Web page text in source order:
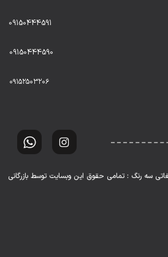
09150444591
09150444590
۰۹۱۵۲۵۰۳۲۰۶
سه رنگ : تمامی حقوق این وبسایت توسط بازرگانی